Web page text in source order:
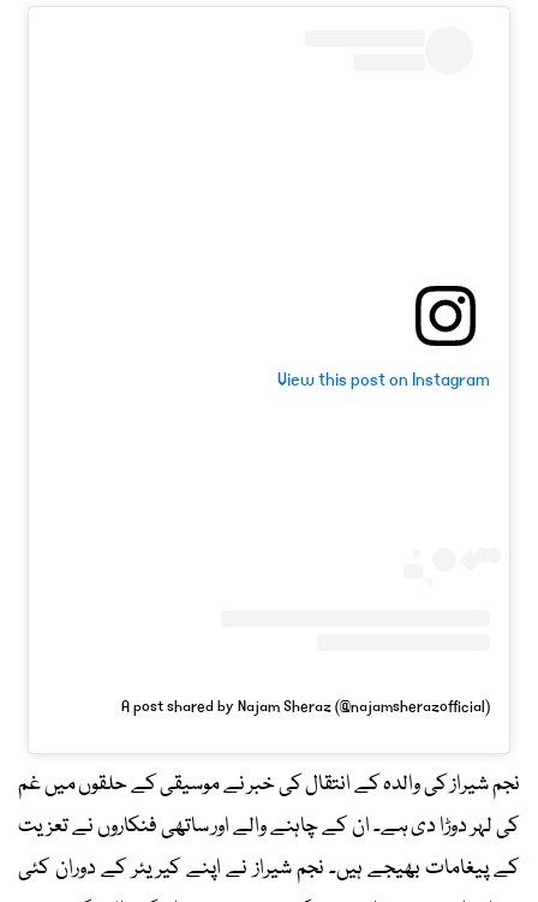
View this post on Instagram
A post shared by Najam Sheraz (@najamsherazofficial)
نجم شیراز کی والدہ کے انتقال کی خبر نے موسیقی کے حلقوں میں غم
کی لہر دوڑا دی ہے۔ ان کے چاہنے والے اور ساتھی فنکاروں نے تعزیت
کے پیغامات بھیجے ہیں۔ نجم شیراز نے اپنے کیریئر کے دوران کئی